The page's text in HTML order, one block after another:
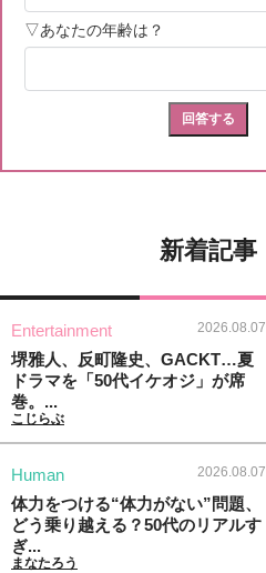
新着記事
Entertainment 2026.08.07
堺雅人、反町隆史、GACKT…夏
ドラマを「50代イケオジ」が席
巻。...
こじらぶ
Human 2026.08.07
体力をつける“体力がない”問題、
どう乗り越える？50代のリアルす
ぎ...
まなたろう